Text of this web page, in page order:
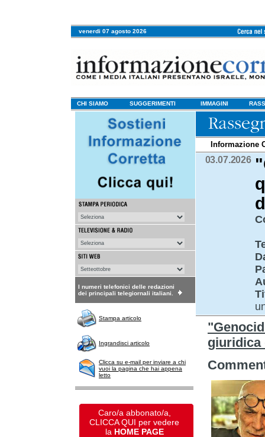
venerdi 07 agosto 2026
CHI SIAMO SUGGERIMENTI IMMAGINI
I numeri telefonici delle redazioni
dei principali telegiornali italiani.
Stampa articolo
Ingrandisci articolo
Clicca su e-mail per inviare a chi
vuoi la pagina che hai appena
letto
Caro/a abbonato/a,
CLICCA QUI per vedere
la HOME PAGE
Informazione
03.07.2026
giuridica